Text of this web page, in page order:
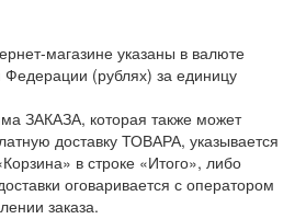
магазине указаны в валюте
Федерации (рублях) за единицу
ЗАКАЗА, которая также может
доставку ТОВАРА, указывается
в строке «Итого», либо
оговаривается с оператором
заказа.